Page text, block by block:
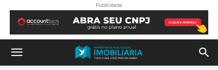
Publicidade